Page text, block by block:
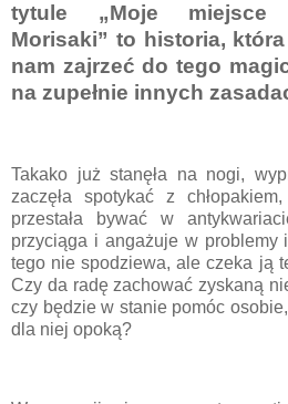
tytule „Moje miejsce
Morisaki” to historia,
nam zajrzeć do tego
na zupełnie innych
Takako już stanęła na nogi,
zaczęła spotykać z
przestała bywać w
przyciąga i angażuje w problemy
tego nie spodziewa, ale czeka ją
Czy da radę zachować zyskaną
czy będzie w stanie pomóc
dla niej opoką?